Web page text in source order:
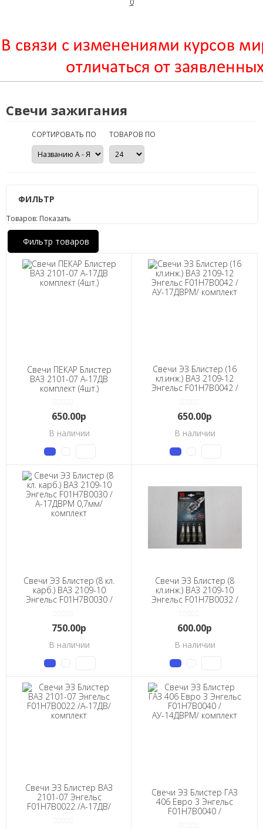
0
Свечи зажигания
СОРТИРОВАТЬ ПО ТОВАРОВ ПО
ФИЛЬТР
Товаров: Показать
Фильтр товаров
Свечи ПЕКАР Блистер
ВАЗ 2101-07 А-17ДВ
комплект (4шт.)
650.00р
В наличии
Свечи ЭЗ Блистер (16
кл.инж.) ВАЗ 2109-12
Энгельс F01H7B0042 /
650.00р
В наличии
Свечи ЭЗ Блистер (8 кл.
карб.) ВАЗ 2109-10
Энгельс F01H7B0030 /
750.00р
В наличии
Свечи ЭЗ Блистер (8
кл.инж.) ВАЗ 2109-10
Энгельс F01H7B0032 /
600.00р
В наличии
Свечи ЭЗ Блистер ВАЗ
2101-07 Энгельс
F01H7B0022 /А-17ДВ/
Свечи ЭЗ Блистер ГАЗ
406 Евро 3 Энгельс
F01H7B0040 /